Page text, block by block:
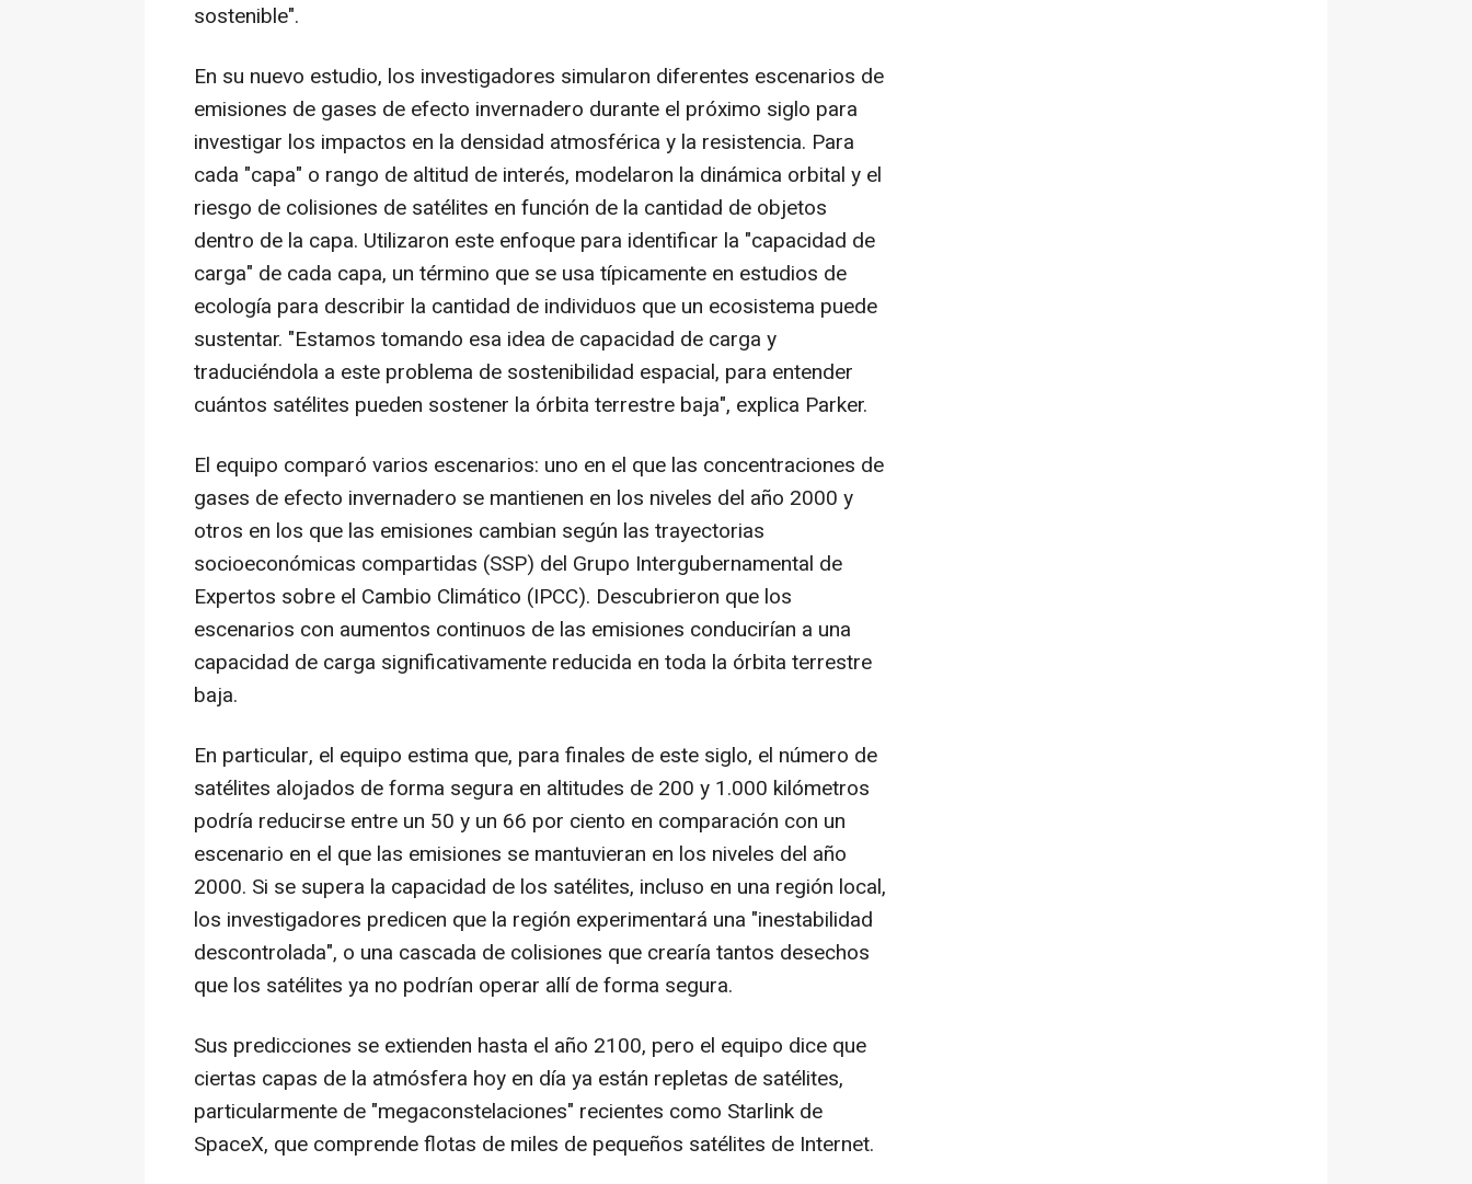
sostenible".
En su nuevo estudio, los investigadores simularon diferentes escenarios de
emisiones de gases de efecto invernadero durante el próximo siglo para
investigar los impactos en la densidad atmosférica y la resistencia. Para
cada "capa" o rango de altitud de interés, modelaron la dinámica orbital y el
riesgo de colisiones de satélites en función de la cantidad de objetos
dentro de la capa. Utilizaron este enfoque para identificar la "capacidad de
carga" de cada capa, un término que se usa típicamente en estudios de
ecología para describir la cantidad de individuos que un ecosistema puede
sustentar. "Estamos tomando esa idea de capacidad de carga y
traduciéndola a este problema de sostenibilidad espacial, para entender
cuántos satélites pueden sostener la órbita terrestre baja", explica Parker.
El equipo comparó varios escenarios: uno en el que las concentraciones de
gases de efecto invernadero se mantienen en los niveles del año 2000 y
otros en los que las emisiones cambian según las trayectorias
socioeconómicas compartidas (SSP) del Grupo Intergubernamental de
Expertos sobre el Cambio Climático (IPCC). Descubrieron que los
escenarios con aumentos continuos de las emisiones conducirían a una
capacidad de carga significativamente reducida en toda la órbita terrestre
baja.
En particular, el equipo estima que, para finales de este siglo, el número de
satélites alojados de forma segura en altitudes de 200 y 1.000 kilómetros
podría reducirse entre un 50 y un 66 por ciento en comparación con un
escenario en el que las emisiones se mantuvieran en los niveles del año
2000. Si se supera la capacidad de los satélites, incluso en una región local,
los investigadores predicen que la región experimentará una "inestabilidad
descontrolada", o una cascada de colisiones que crearía tantos desechos
que los satélites ya no podrían operar allí de forma segura.
Sus predicciones se extienden hasta el año 2100, pero el equipo dice que
ciertas capas de la atmósfera hoy en día ya están repletas de satélites,
particularmente de "megaconstelaciones" recientes como Starlink de
SpaceX, que comprende flotas de miles de pequeños satélites de Internet.